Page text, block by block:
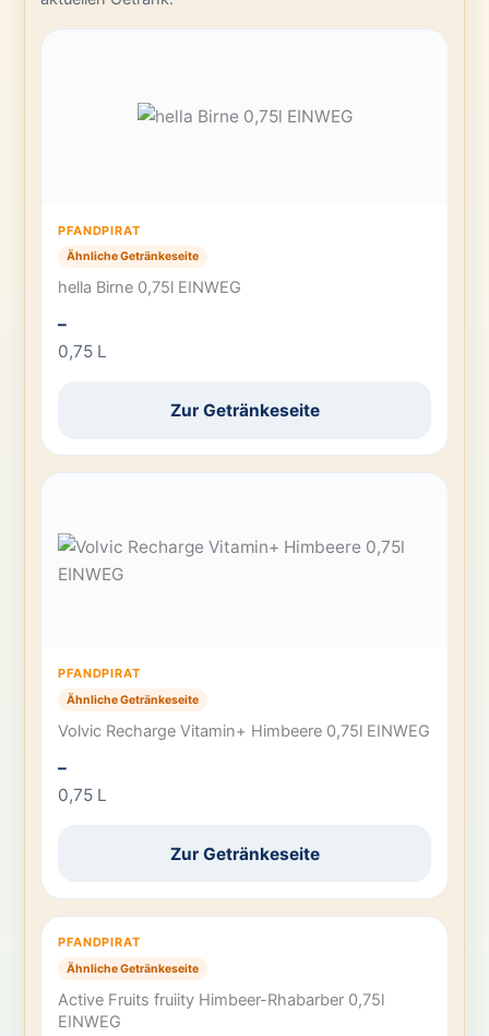
PFANDPIRAT
Ähnliche Getränkeseite
hella Birne 0,75l EINWEG
–
0,75 L
Zur Getränkeseite
PFANDPIRAT
Ähnliche Getränkeseite
Volvic Recharge Vitamin+ Himbeere 0,75l EINWEG
–
0,75 L
Zur Getränkeseite
PFANDPIRAT
Ähnliche Getränkeseite
Active Fruits fruiity Himbeer-Rhabarber 0,75l
EINWEG